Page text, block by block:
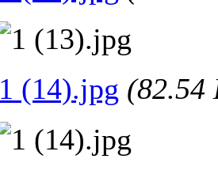
1 (14).jpg (82.54